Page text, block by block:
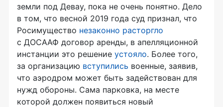
земли под Девау, пока не очень понятно. Дело
в том, что весной 2019 года суд признал, что
Росимущество незаконно расторгло
с ДОСААФ договор аренды, в апелляционной
инстанции это решение устояло. Более того,
за организацию вступились военные, заявив,
что аэродром может быть задействован для
нужд обороны. Сама парковка, на месте
которой должен появиться новый